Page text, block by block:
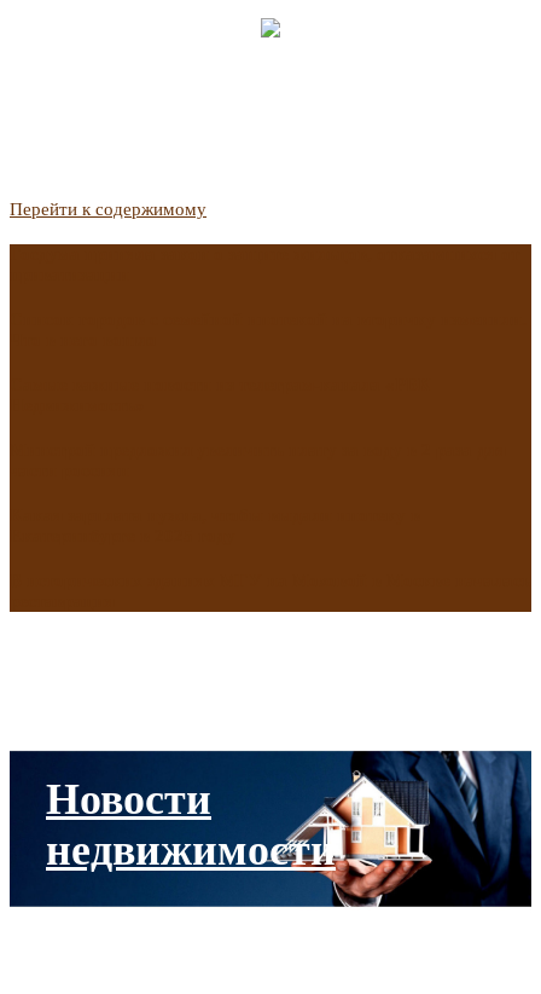
Перейти к содержимому
Новости
недвижимости